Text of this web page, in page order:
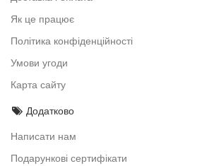
Як це працює
Політика конфіденційності
Умови угоди
Карта сайту
Додатково
Написати нам
Подарункові сертифікати